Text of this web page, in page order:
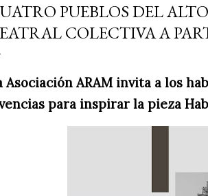
PUEBLOS DEL
COLECTIVA A
Asociación ARAM invita a los
para inspirar la pieza